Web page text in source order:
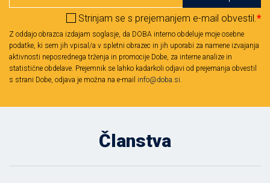
Strinjam se s prejemanjem e-mail obvestil.*
Z oddajo obrazca izdajam soglasje, da DOBA interno obdeluje moje osebne
podatke, ki sem jih vpisal/a v spletni obrazec in jih uporabi za namene izvajanja
aktivnosti neposrednega trženja in promocije Dobe, za interne analize in
statistične obdelave. Prejemnik se lahko kadarkoli odjavi od prejemanja obvestil
s strani Dobe, odjava je možna na e-mail info@doba.si.
Članstva